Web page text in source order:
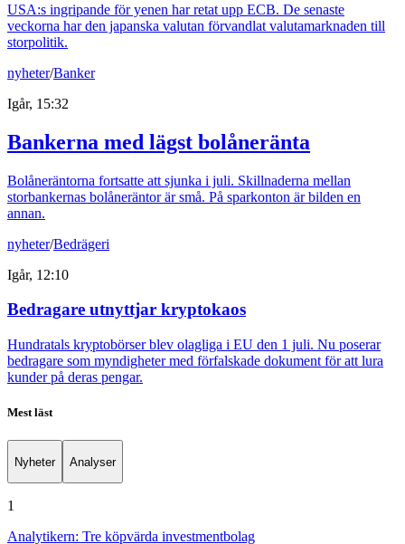
USA:s ingripande för yenen har retat upp ECB. De senaste
veckorna har den japanska valutan förvandlat valutamarknaden till
storpolitik.
nyheter/Banker
Igår, 15:32
Bankerna med lägst bolåneränta
Bolåneräntorna fortsatte att sjunka i juli. Skillnaderna mellan
storbankernas bolåneräntor är små. På sparkonton är bilden en
annan.
nyheter/Bedrägeri
Igår, 12:10
Bedragare utnyttjar kryptokaos
Hundratals kryptobörser blev olagliga i EU den 1 juli. Nu poserar
bedragare som myndigheter med förfalskade dokument för att lura
kunder på deras pengar.
Mest läst
Nyheter Analyser
1
Analytikern: Tre köpvärda investmentbolag